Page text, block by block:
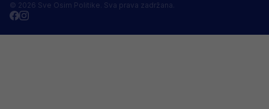
© 2026 Sve Osim Politike. Sva prava zadržana.